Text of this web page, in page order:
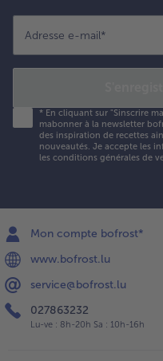
Adresse e-mail*
* En cliquant sur "Sinscrire
mabonner à la newsletter
des inspiration de recettes
nouveautés. Je accepte les
les conditions générales de
Mon compte bofrost*
www.bofrost.lu
service@bofrost.lu
027863232
Lu-ve : 8h-20h Sa : 10h-16h